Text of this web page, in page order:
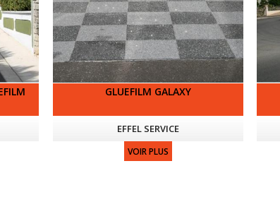
GLUEFILM GALAXY
EFFEL SERVICE
VOIR PLUS